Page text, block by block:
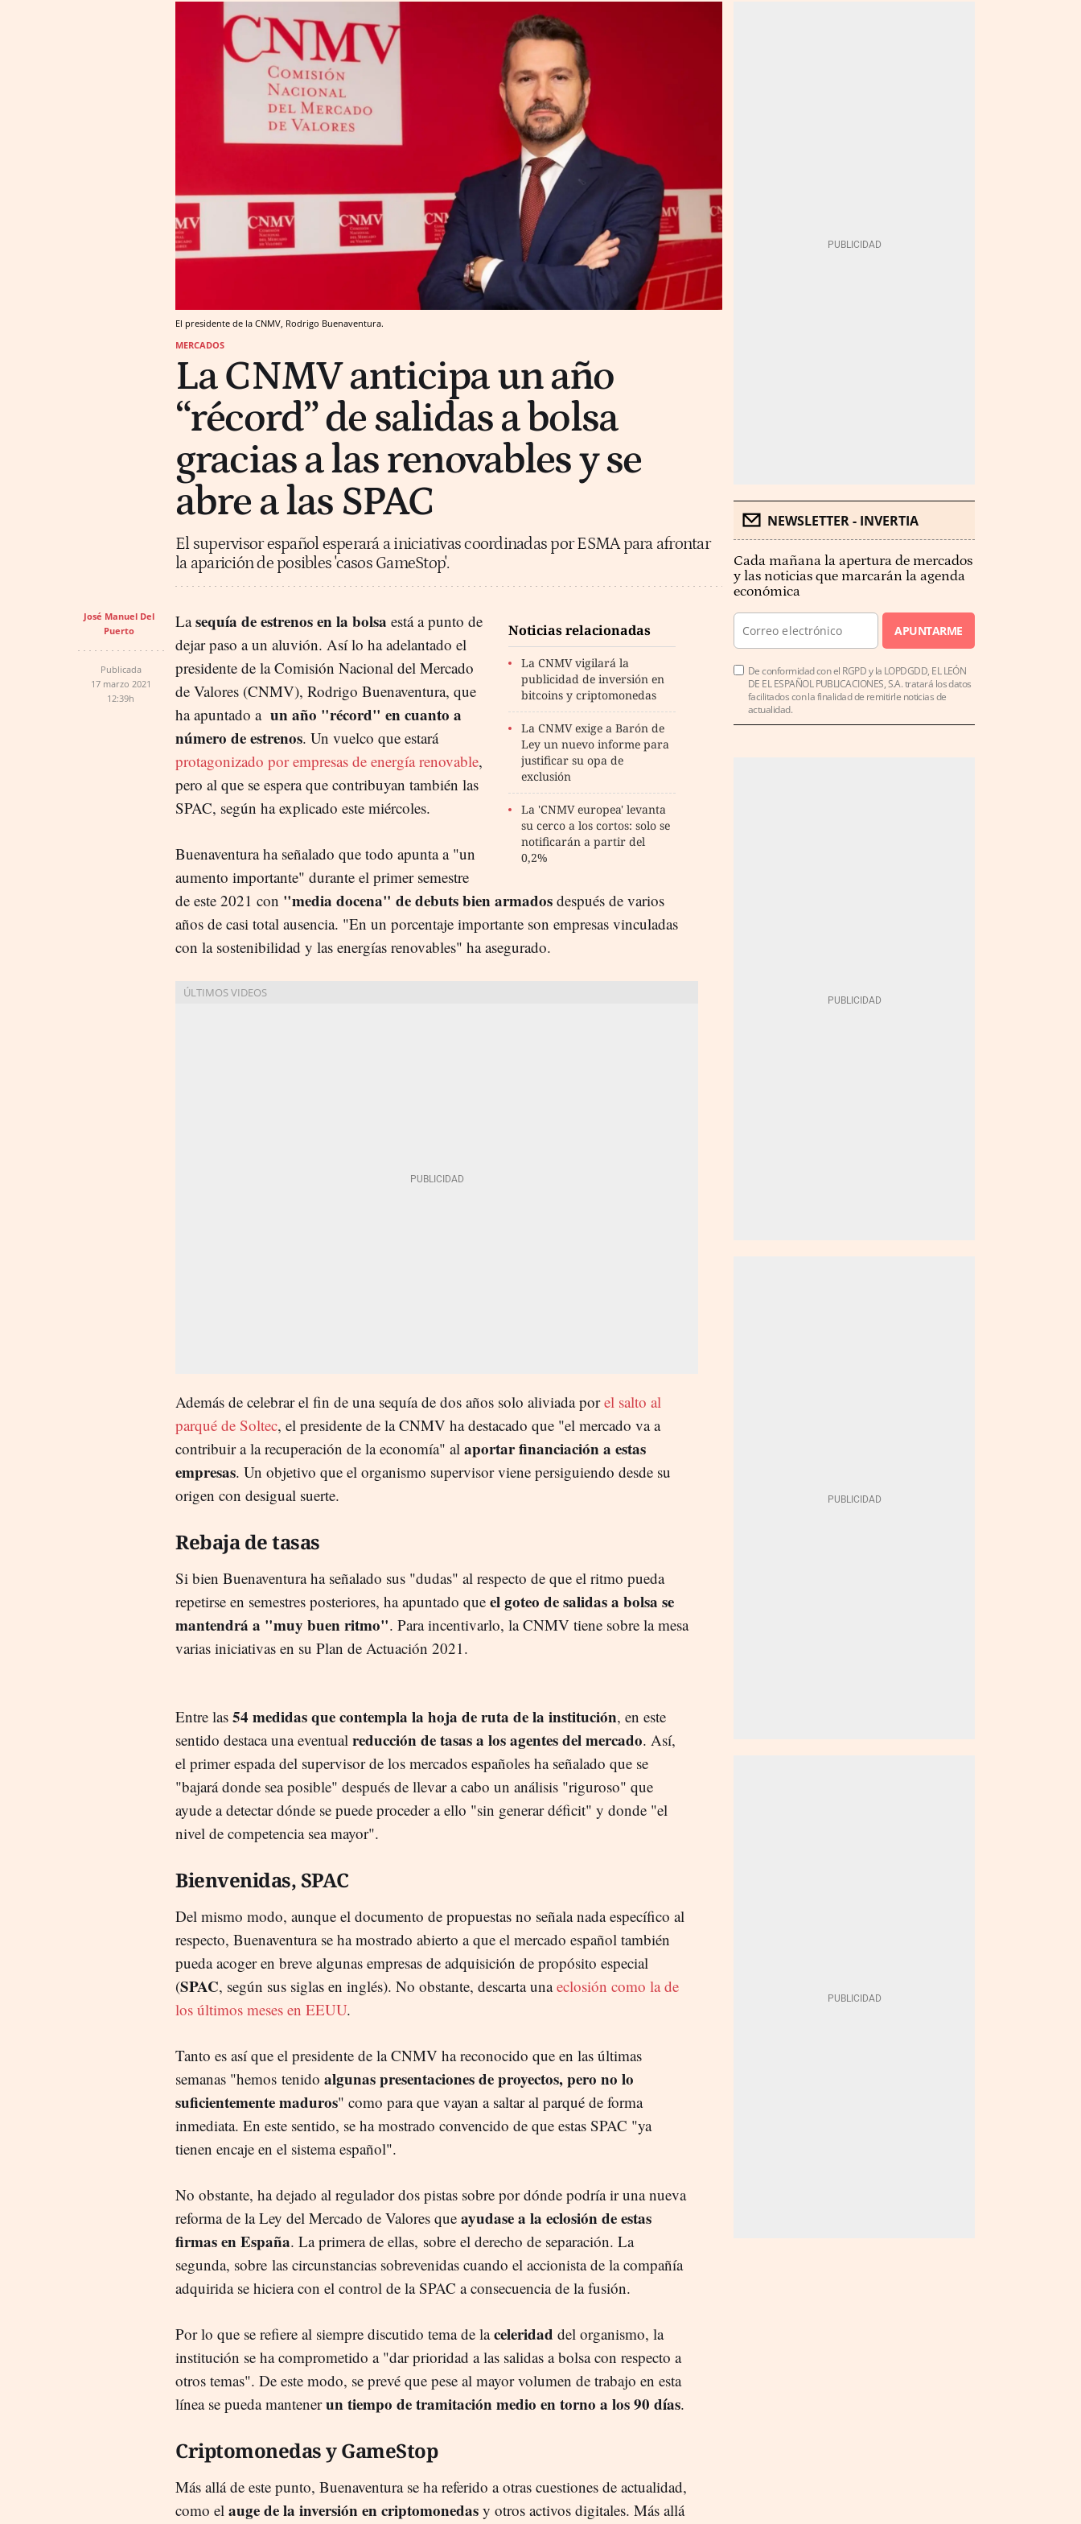
El presidente de la CNMV, Rodrigo Buenaventura.
MERCADOS
La CNMV anticipa un año
“récord” de salidas a bolsa
gracias a las renovables y se
abre a las SPAC
El supervisor español esperará a iniciativas coordinadas por ESMA para afrontar
la aparición de posibles 'casos GameStop'.
José Manuel Del
Puerto
Publicada
17 marzo 2021
12:39h
Noticias relacionadas
La CNMV vigilará la
publicidad de inversión en
bitcoins y criptomonedas
La CNMV exige a Barón de
Ley un nuevo informe para
justificar su opa de
exclusión
La 'CNMV europea' levanta
su cerco a los cortos: solo se
notificarán a partir del
0,2%
Lasequía de estrenos en la bolsa está a punto de
dejar paso a un aluvión. Así lo ha adelantado el
presidente de la Comisión Nacional del Mercado
de Valores (CNMV), Rodrigo Buenaventura, que
ha apuntado a un año "récord" en cuanto a
número de estrenos. Un vuelco que estará
protagonizado por empresas de energía renovable,
pero al que se espera que contribuyan también las
SPAC, según ha explicado este miércoles.
Buenaventura ha señalado que todo apunta a "un
aumento importante" durante el primer semestre
de este 2021 con "media docena" de debuts bien armados después de varios
años de casi total ausencia. "En un porcentaje importante son empresas vinculadas
con la sostenibilidad y las energías renovables" ha asegurado.
Además de celebrar el fin de una sequía de dos años solo aliviada porel salto al
parqué de Soltec, el presidente de la CNMV ha destacado que "el mercado va a
contribuir a la recuperación de la economía" al aportar financiación a estas
empresas. Un objetivo que el organismo supervisor viene persiguiendo desde su
origen con desigual suerte.
Rebaja de tasas
Si bien Buenaventura ha señalado sus "dudas" al respecto de que el ritmo pueda
repetirse en semestres posteriores, ha apuntado que el goteo de salidas a bolsa se
mantendrá a "muy buen ritmo". Para incentivarlo, la CNMV tiene sobre la mesa
varias iniciativas en su Plan de Actuación 2021.
Entre las 54 medidas que contempla la hoja de ruta de la institución, en este
sentido destaca una eventual reducción de tasas a los agentes del mercado. Así,
el primer espada del supervisor de los mercados españoles ha señalado que se
"bajará donde sea posible" después de llevar a cabo un análisis "riguroso" que
ayude a detectar dónde se puede proceder a ello "sin generar déficit" y donde "el
nivel de competencia sea mayor".
Bienvenidas, SPAC
Del mismo modo, aunque el documento de propuestas no señala nada específico al
respecto, Buenaventura se ha mostrado abierto a que el mercado español también
pueda acoger en breve algunas empresas de adquisición de propósito especial
(SPAC, según sus siglas en inglés). No obstante, descarta unaeclosión como la de
los últimos meses en EEUU.
Tanto es así que el presidente de la CNMV ha reconocido que en las últimas
semanas "hemos tenido algunas presentaciones de proyectos, pero no lo
suficientemente maduros" como para que vayan a saltar al parqué de forma
inmediata. En este sentido, se ha mostrado convencido de que estas SPAC "ya
tienen encaje en el sistema español".
No obstante, ha dejado al regulador dos pistas sobre por dónde podría ir una nueva
reforma de la Ley del Mercado de Valores que ayudase a la eclosión de estas
firmas en España. La primera de ellas, sobre el derecho de separación. La
segunda, sobre las circunstancias sobrevenidas cuando el accionista de la compañía
adquirida se hiciera con el control de la SPAC a consecuencia de la fusión.
Por lo que se refiere al siempre discutido tema de laceleridad del organismo, la
institución se ha comprometido a "dar prioridad a las salidas a bolsa con respecto a
otros temas". De este modo, se prevé que pese al mayor volumen de trabajo en esta
línea se pueda mantenerun tiempo de tramitación medio en torno a los 90 días.
Criptomonedas y GameStop
Más allá de este punto, Buenaventura se ha referido a otras cuestiones de actualidad,
como el auge de la inversión en criptomonedas y otros activos digitales. Más allá
NEWSLETTER - INVERTIA
Cada mañana la apertura de mercados
y las noticias que marcarán la agenda
económica
APUNTARME
De conformidad con el RGPD y la LOPDGDD, EL LEÓN
DE EL ESPAÑOL PUBLICACIONES, S.A. tratará los datos
facilitados con la finalidad de remitirle noticias de
actualidad.